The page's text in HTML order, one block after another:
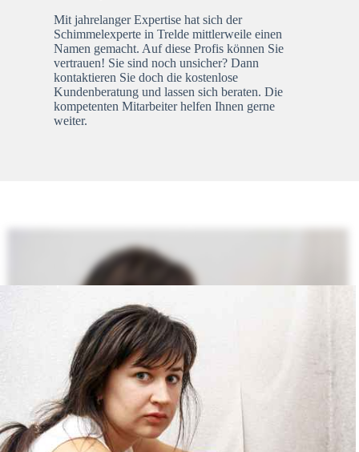
Mit jahrelanger Expertise hat sich der
Schimmelexperte in Trelde mittlerweile einen
Namen gemacht. Auf diese Profis können Sie
vertrauen! Sie sind noch unsicher? Dann
kontaktieren Sie doch die kostenlose
Kundenberatung und lassen sich beraten. Die
kompetenten Mitarbeiter helfen Ihnen gerne
weiter.